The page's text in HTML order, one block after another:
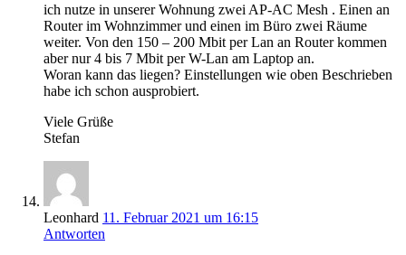
ich nutze in unserer Wohnung zwei AP-AC Mesh . Einen an
Router im Wohnzimmer und einen im Büro zwei Räume
weiter. Von den 150 – 200 Mbit per Lan an Router kommen
aber nur 4 bis 7 Mbit per W-Lan am Laptop an.
Woran kann das liegen? Einstellungen wie oben Beschrieben
habe ich schon ausprobiert.
Viele Grüße
Stefan
Leonhard 11. Februar 2021 um 16:15
Antworten